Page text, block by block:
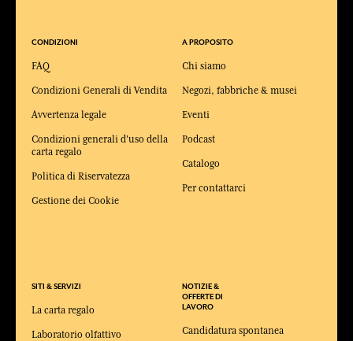
CONDIZIONI
FAQ
Condizioni Generali di Vendita
Avvertenza legale
Condizioni generali d'uso della
carta regalo
Politica di Riservatezza
Gestione dei Cookie
SITI & SERVIZI
La carta regalo
Laboratorio olfattivo
A PROPOSITO
Chi siamo
Negozi, fabbriche & musei
Eventi
Podcast
Catalogo
Per contattarci
NOTIZIE &
OFFERTE DI
LAVORO
Candidatura spontanea